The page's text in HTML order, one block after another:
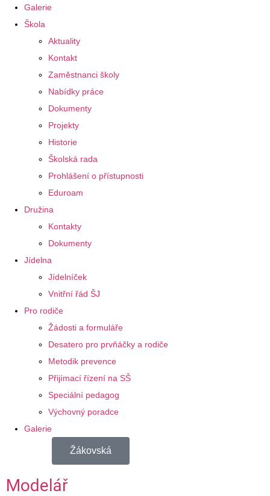
Galerie
Škola
Aktuality
Kontakt
Zaměstnanci školy
Nabídky práce
Dokumenty
Projekty
Historie
Školská rada
Prohlášení o přístupnosti
Eduroam
Družina
Kontakty
Dokumenty
Jídelna
Jídelníček
Vnitřní řád ŠJ
Pro rodiče
Žádosti a formuláře
Desatero pro prvňáčky a rodiče
Metodik prevence
Přijímací řízení na SŠ
Speciální pedagog
Výchovný poradce
Galerie
Žákovská
Modelář